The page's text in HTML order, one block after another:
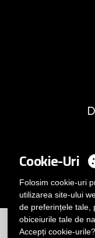
Limitări |Politica
Cookie-Uri
Folosim cookie-uri
utilizarea site-ului
de preferințele tale,
obiceiurile tale de
Accepți cookie-urile?